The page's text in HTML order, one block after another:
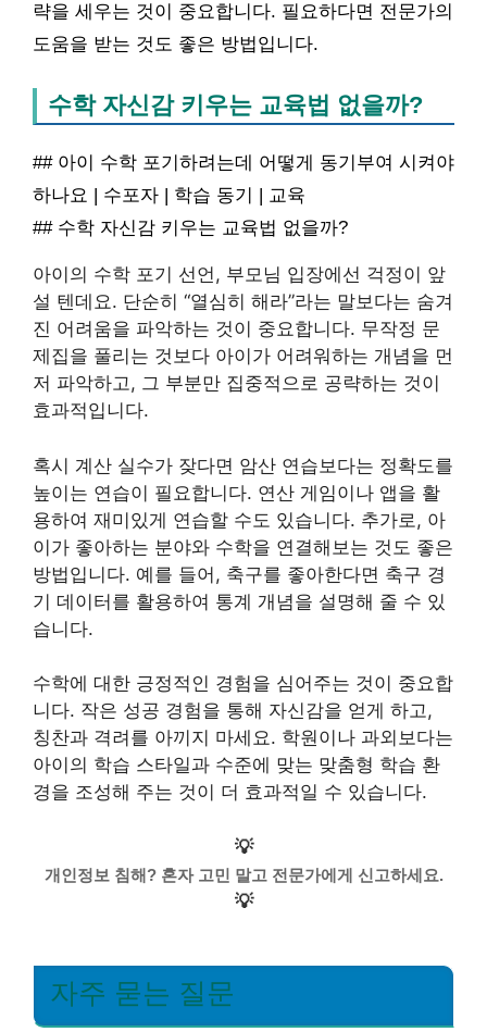
략을 세우는 것이 중요합니다. 필요하다면 전문가의
도움을 받는 것도 좋은 방법입니다.
수학 자신감 키우는 교육법 없을까?
## 아이 수학 포기하려는데 어떻게 동기부여 시켜야
하나요 | 수포자 | 학습 동기 | 교육
## 수학 자신감 키우는 교육법 없을까?
아이의 수학 포기 선언, 부모님 입장에선 걱정이 앞
설 텐데요. 단순히 “열심히 해라”라는 말보다는 숨겨
진 어려움을 파악하는 것이 중요합니다. 무작정 문
제집을 풀리는 것보다 아이가 어려워하는 개념을 먼
저 파악하고, 그 부분만 집중적으로 공략하는 것이
효과적입니다.
혹시 계산 실수가 잦다면 암산 연습보다는 정확도를
높이는 연습이 필요합니다. 연산 게임이나 앱을 활
용하여 재미있게 연습할 수도 있습니다. 추가로, 아
이가 좋아하는 분야와 수학을 연결해보는 것도 좋은
방법입니다. 예를 들어, 축구를 좋아한다면 축구 경
기 데이터를 활용하여 통계 개념을 설명해 줄 수 있
습니다.
수학에 대한 긍정적인 경험을 심어주는 것이 중요합
니다. 작은 성공 경험을 통해 자신감을 얻게 하고,
칭찬과 격려를 아끼지 마세요. 학원이나 과외보다는
아이의 학습 스타일과 수준에 맞는 맞춤형 학습 환
경을 조성해 주는 것이 더 효과적일 수 있습니다.
💡
개인정보 침해? 혼자 고민 말고 전문가에게 신고하세요.
💡
자주 묻는 질문